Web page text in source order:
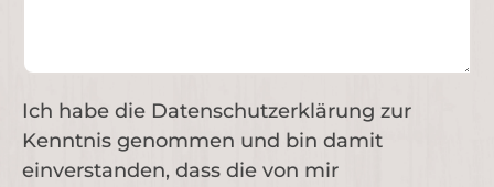
Ich habe die Datenschutzerklärung zur
Kenntnis genommen und bin damit
einverstanden, dass die von mir